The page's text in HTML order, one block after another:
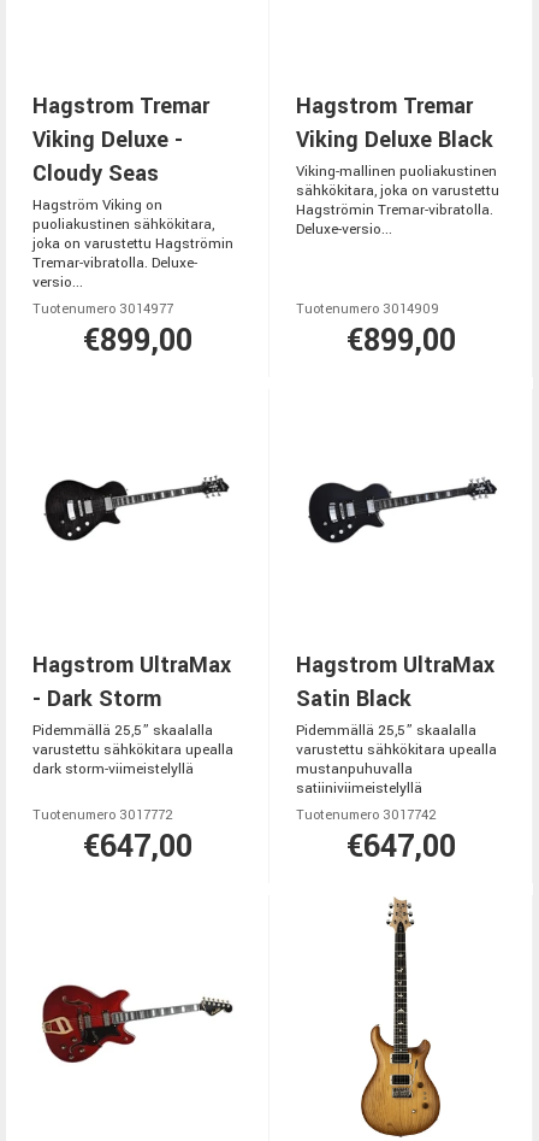
Hagstrom Tremar
Viking Deluxe -
Cloudy Seas
Hagström Viking on
puoliakustinen sähkökitara,
joka on varustettu Hagströmin
Tremar-vibratolla. Deluxe-
versio...
Tuotenumero 3014977
€899,00
Hagstrom Tremar
Viking Deluxe Black
Viking-mallinen puoliakustinen
sähkökitara, joka on varustettu
Hagströmin Tremar-vibratolla.
Deluxe-versio...
Tuotenumero 3014909
€899,00
Hagstrom UltraMax
- Dark Storm
Pidemmällä 25,5” skaalalla
varustettu sähkökitara upealla
dark storm-viimeistelyllä
Tuotenumero 3017772
€647,00
Hagstrom UltraMax
Satin Black
Pidemmällä 25,5” skaalalla
varustettu sähkökitara upealla
mustanpuhuvalla
satiiniviimeistelyllä
Tuotenumero 3017742
€647,00